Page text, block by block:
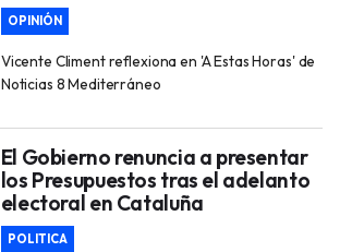
OPINIÓN
Vicente Climent reflexiona en 'A Estas Horas' de
Noticias 8 Mediterráneo
El Gobierno renuncia a presentar
los Presupuestos tras el adelanto
electoral en Cataluña
POLITICA